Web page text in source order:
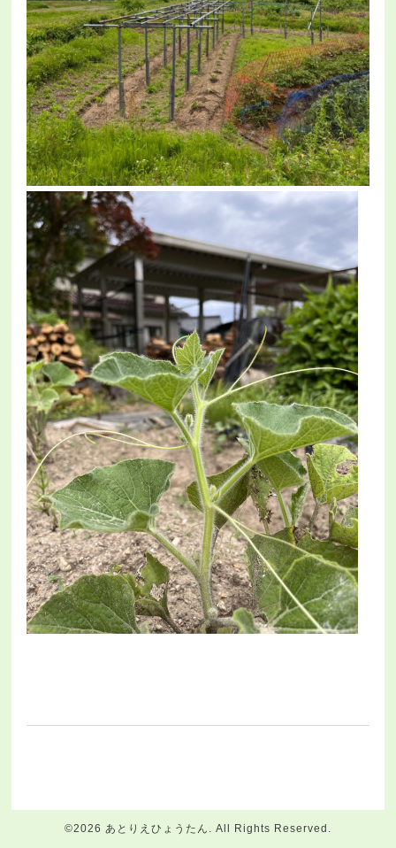
©2026 あとりえひょうたん . All Rights Reserved.